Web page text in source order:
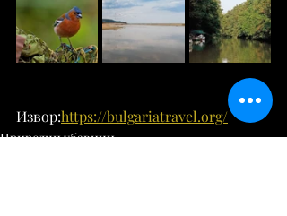
Извор:https://bulgariatravel.org/
Природни убавини